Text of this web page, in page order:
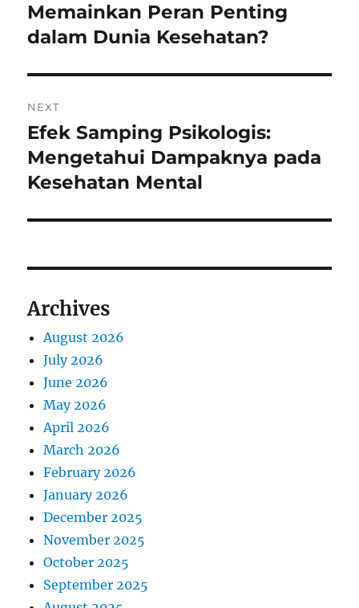
post:
Memainkan Peran Penting
dalam Dunia Kesehatan?
NEXT
Next
post:
Efek Samping Psikologis:
Mengetahui Dampaknya pada
Kesehatan Mental
Archives
August 2026
July 2026
June 2026
May 2026
April 2026
March 2026
February 2026
January 2026
December 2025
November 2025
October 2025
September 2025